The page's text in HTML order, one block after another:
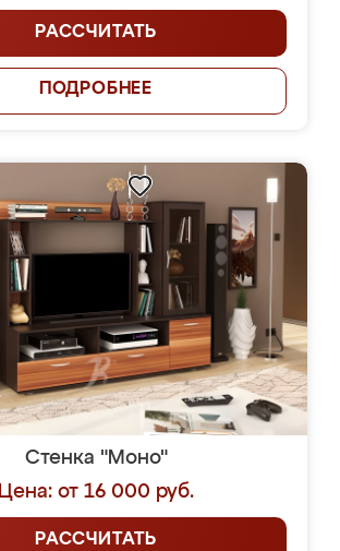
РАССЧИТАТЬ
ПОДРОБНЕЕ
Стенка "Моно"
Цена: от 16 000 руб.
РАССЧИТАТЬ